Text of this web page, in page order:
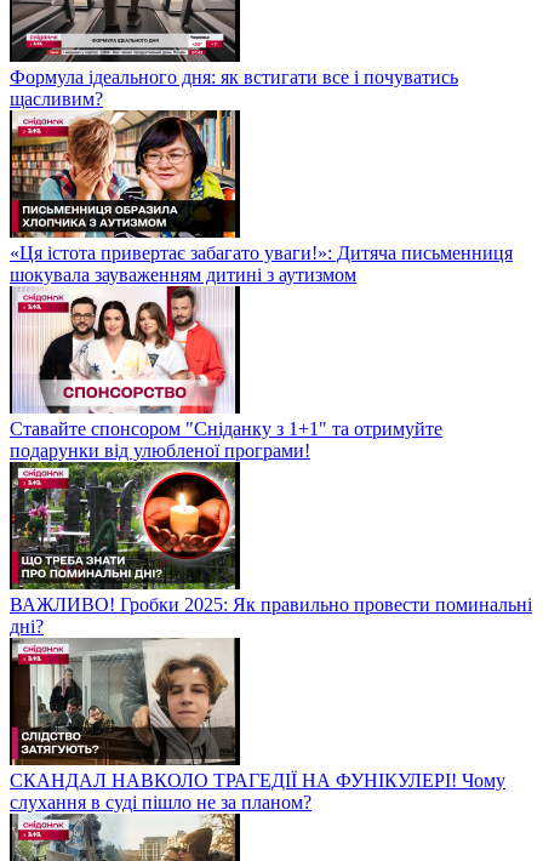
Формула ідеального дня: як встигати все і почуватись
щасливим?
«Ця істота привертає забагато уваги!»: Дитяча письменниця
шокувала зауваженням дитині з аутизмом
Ставайте спонсором "Сніданку з 1+1" та отримуйте
подарунки від улюбленої програми!
ВАЖЛИВО! Гробки 2025: Як правильно провести поминальні
дні?
СКАНДАЛ НАВКОЛО ТРАГЕДІЇ НА ФУНІКУЛЕРІ! Чому
слухання в суді пішло не за планом?